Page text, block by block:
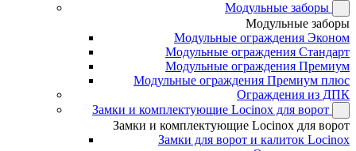
Модульные заборы
Модульные заборы
Модульные ограждения Эконом
Модульные ограждения Стандарт
Модульные ограждения Премиум
Модульные ограждения Премиум плюс
Ограждения из ДПК
Замки и комплектующие Locinox для ворот
Замки и комплектующие Locinox для ворот
Замки для ворот и калиток Locinox